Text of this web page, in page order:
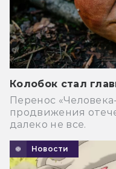
Колобок стал
Перенос
продвижения
далеко не все.
Новости